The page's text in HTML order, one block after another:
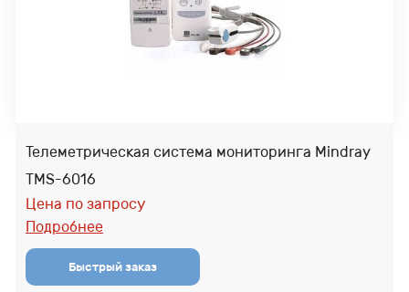
Телеметрическая система мониторинга Mindray
TMS-6016
Цена по запросу
Подробнее